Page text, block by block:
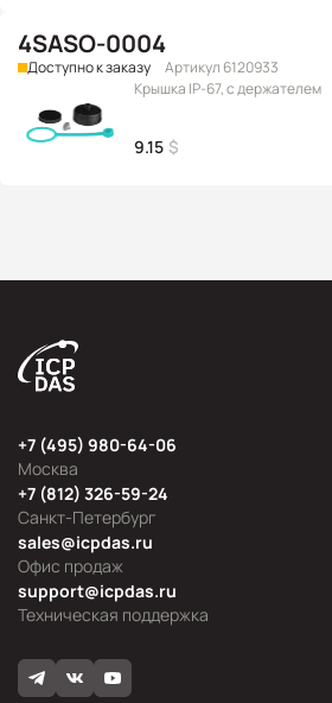
4SASO-0004
Доступно к заказу
Артикул 6120933
Крышка IP-67, с держателем
9.15 $
Москва
+7 (495) 980-64-06
Офис продаж
sales@icpdas.ru
Санкт-Петербург
+7 (812) 326-59-24
Техническая поддержка
support@icpdas.ru